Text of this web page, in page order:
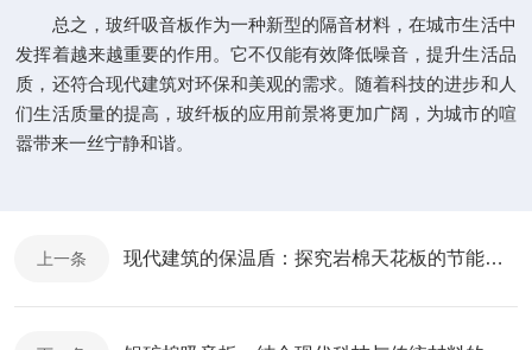
总之，玻纤吸音板作为一种新型的隔音材料，在城市生活中
发挥着越来越重要的作用。它不仅能有效降低噪音，提升生活品
质，还符合现代建筑对环保和美观的需求。随着科技的进步和人
们生活质量的提高，玻纤板的应用前景将更加广阔，为城市的喧
嚣带来一丝宁静和谐。
上一条 现代建筑的保温盾：探究岩棉天花板的节能特性